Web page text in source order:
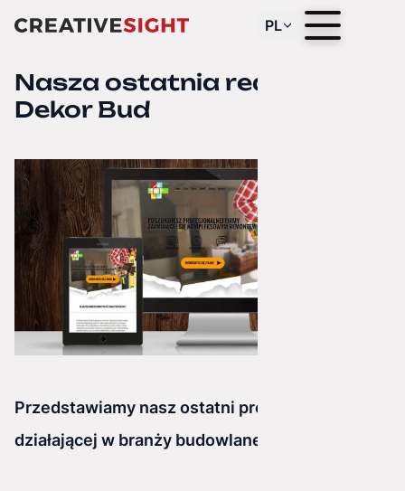
PL
Nasza ostatnia realizacja -
Dekor Bud
Przedstawiamy nasz ostatni projekt dla firmy
działającej w branży budowlanej :